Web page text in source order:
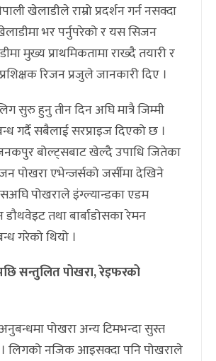
खेलाडीले राम्रो प्रदर्शन गर्न नसक्दा
भर पर्नुपरेको र यस सिजन
मुख्य प्राथमिकतामा राख्दै तयारी र
रिजन प्रजुले जानकारी दिए ।
सुरु हुनु तीन दिन अघि मात्रै जिम्मी
गर्दै सबैलाई सरप्राइज दिएको छ ।
बोल्ट्सबाट खेल्दै उपाधि जितेका
पोखरा एभेन्जर्सको जर्सीमा देखिने
पोखराले इंग्ल्यान्डका एडम
डौथवेइट तथा बार्बाडोसका रेमन
गरेको थियो ।
सन्तुलित पोखरा, रेइफरको
पोखरा अन्य टिमभन्दा सुस्त
लिगको नजिक आइसक्दा पनि पोखराले